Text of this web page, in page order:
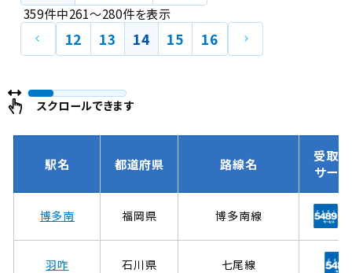
359件中261～280件を表示
の
ー
ジ
12 13 14 15 16
の
スクロールできます
駅名 都道府県 路線名
受取
サー
博多南 福岡県 博多南線
羽咋 石川県 七尾線